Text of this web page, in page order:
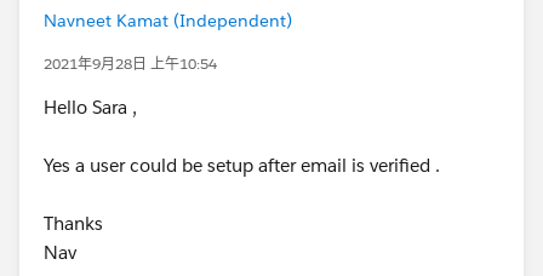
Navneet Kamat (Independent)
2021年9月28日 上午10:54
Hello Sara ,
Yes a user could be setup after email is verified .
Thanks
Nav